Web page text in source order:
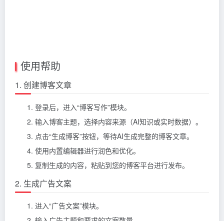
使用帮助
1. 创建博客文章
登录后，进入“博客写作”模块。
输入博客主题，选择内容来源（AI知识或实时数据）。
点击“生成博客”按钮，等待AI生成完整的博客文章。
使用内置编辑器进行润色和优化。
复制生成的内容，粘贴到您的博客平台进行发布。
2. 生成广告文案
进入“广告文案”模块。